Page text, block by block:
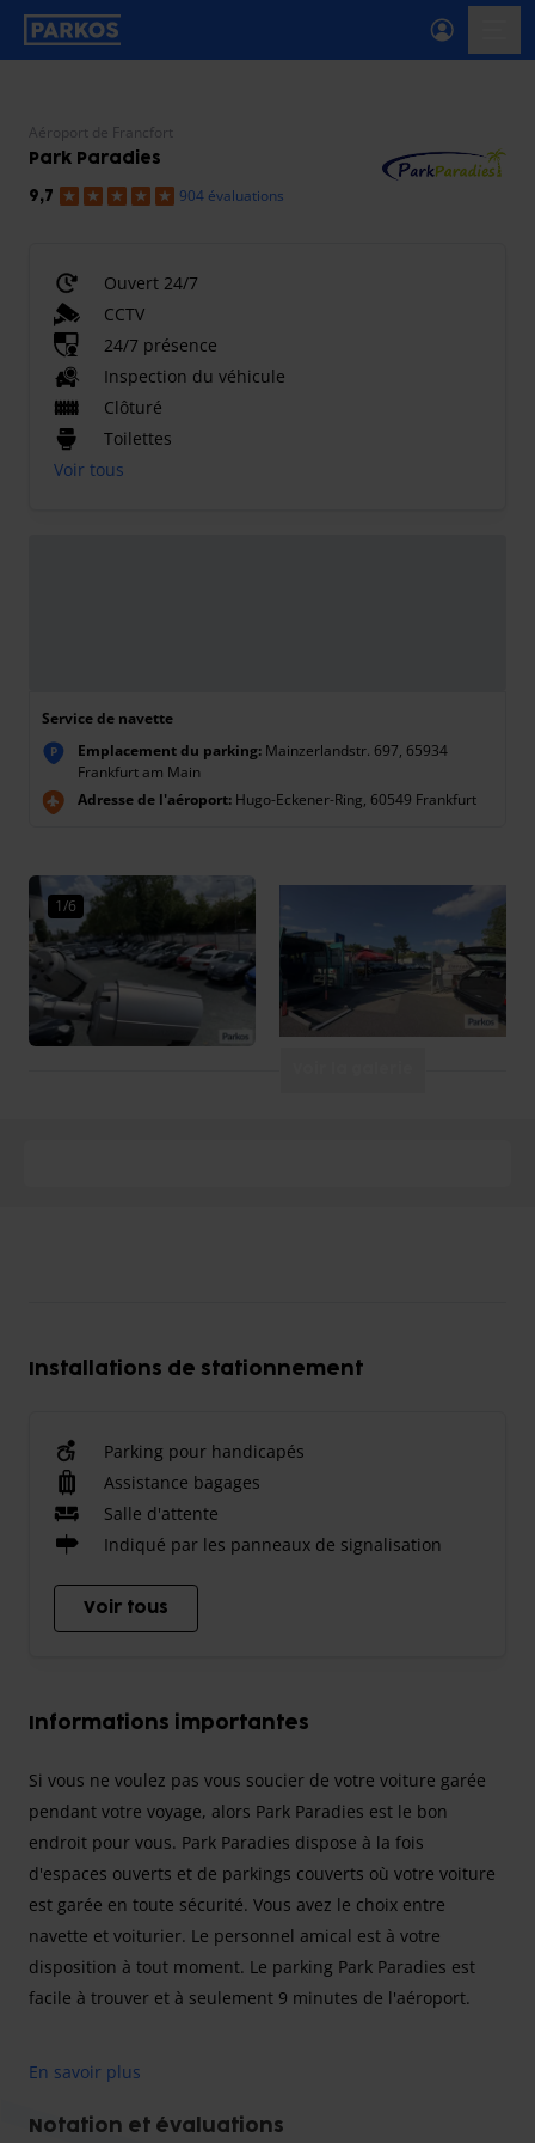
étiquette-de-navigation-principale
Aéroport de Francfort
Park Paradies
9,7 904 évaluations
Ouvert 24/7
CCTV
24/7 présence
Inspection du véhicule
Clôturé
Toilettes
Voir tous
Service de navette
P Emplacement du parking: Mainzerlandstr. 697, 65934
Frankfurt am Main
Adresse de l'aéroport: Hugo-Eckener-Ring, 60549 Frankfurt
1/6
Installations de stationnement
Parking pour handicapés
Assistance bagages
Salle d'attente
Indiqué par les panneaux de signalisation
Voir tous
Informations importantes
Si vous ne voulez pas vous soucier de votre voiture garée
pendant votre voyage, alors Park Paradies est le bon
endroit pour vous. Park Paradies dispose à la fois
d'espaces ouverts et de parkings couverts où votre voiture
est garée en toute sécurité. Vous avez le choix entre
navette et voiturier. Le personnel amical est à votre
disposition à tout moment. Le parking Park Paradies est
facile à trouver et à seulement 9 minutes de l'aéroport.
de nuit est facturé pour un vol aller ou retour à partir de
En savoir plus
Notation et évaluations